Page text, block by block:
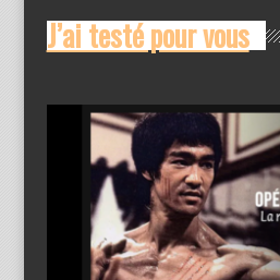
J’ai testé pour vous